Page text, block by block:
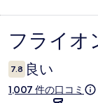
口
コ
ミ
フライオ
7.8 良い
1,007 件の口コミ